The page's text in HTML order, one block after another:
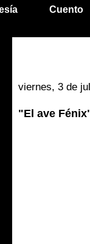
Cuento
viernes, 3 de
"El ave